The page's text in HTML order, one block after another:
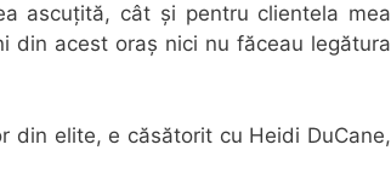
ascuțită, cât și pentru clientela mea
din acest oraș nici nu făceau legătura
din elite, e căsătorit cu Heidi DuCane,